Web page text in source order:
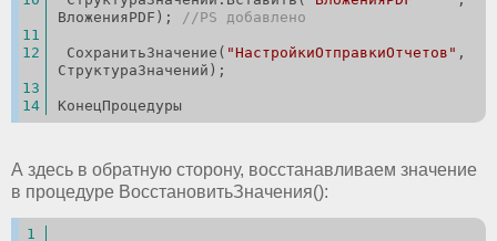
ВложенияPDF);
//PS добавлено
СохранитьЗначение( "НастройкиОтправкиОтчетов" ,
СтруктураЗначений);
КонецПроцедуры
А здесь в обратную сторону, восстанавливаем значение
в процедуре ВосстановитьЗначения():